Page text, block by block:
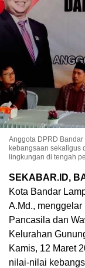
Anggota DPRD
kebangsaan sekaligus
lingkungan di tengah
SEKABAR.ID,
Kota Bandar
A.Md.,
Pancasila dan
Kelurahan
Kamis, 12 Maret
nilai-nilai